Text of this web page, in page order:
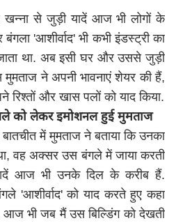
खन्ना से जुड़ी यादें आज भी लोगों के
'आशीर्वाद' भी कभी इंडस्ट्री का
जाता था. अब इसी घर और उससे जुड़ी
ने अपनी भावनाएं शेयर की हैं,
रिश्तों और खास पलों को याद किया.
को लेकर इमोशनल हुई मुमताज
बातचीत में मुमताज ने बताया कि उनका
वह अक्सर उस बंगले में जाया करती
आज भी उनके दिल के करीब हैं.
'आशीर्वाद' को याद करते हुए कहा
भी जब मैं उस बिल्डिंग को देखती